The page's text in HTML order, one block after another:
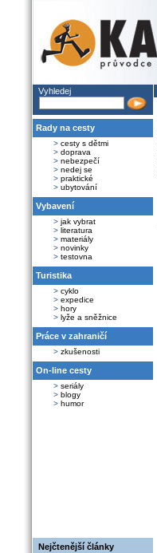
Vyhledej
Rady na cesty
> cesty s dětmi
> doprava
> nebezpečí
> nedej se
> praktické
> ubytování
Vybavení
> jak vybrat
> literatura
> materiály
> novinky
> testovna
Turistika
> cyklo
> expedice
> hory
> lyže a sněžnice
Práce v zahraničí
> zkušenosti
On-line cesty
> seriály
> blogy
> humor
Nejčtenější články